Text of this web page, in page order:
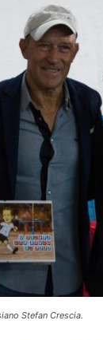
Stefan Crescia.